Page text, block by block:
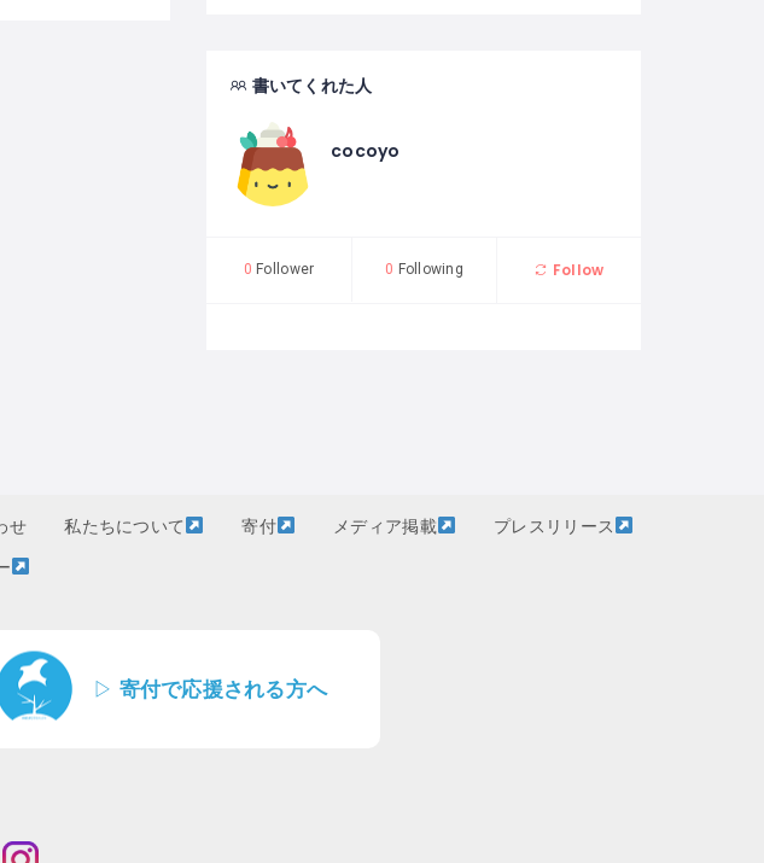
書いてくれた人
cocoyo
0 Follower 0 Following Follow
せ 私たちについて 寄付 メディア掲載 プレスリリース
▷ 寄付で応援される方へ